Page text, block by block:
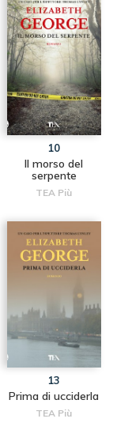
10
Il morso del
serpente
TEA Più
13
Prima di ucciderla
TEA Più